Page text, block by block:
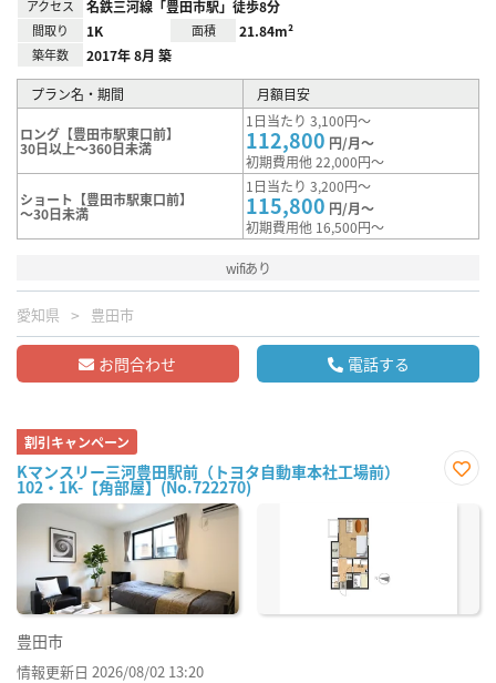
アクセス 名鉄三河線「豊田市駅」徒歩8分
間取り 1K 面積 21.84m²
築年数 2017年 8月 築
プラン名・期間 月額目安
ロング【豊田市駅東口前】
30日以上～360日未満
1日当たり 3,100円～
112,800 円/月～
初期費用他 22,000円～
ショート【豊田市駅東口前】
～30日未満
1日当たり 3,200円～
115,800 円/月～
初期費用他 16,500円～
wifiあり
愛知県 豊田市
お問合わせ 電話する
割引キャンペーン
Kマンスリー三河豊田駅前（トヨタ自動車本社工場前）
102・1K-【角部屋】(No.722270)
に入
豊田市
情報更新日 2026/08/02 13:20